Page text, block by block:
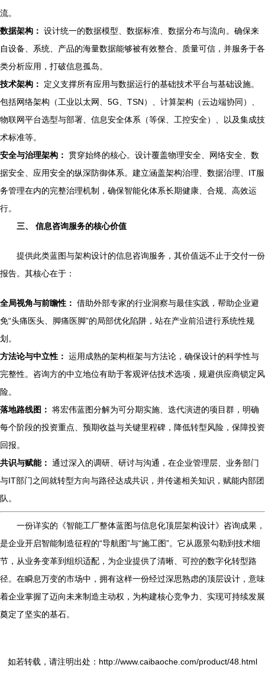
流。
数据架构： 设计统一的数据模型、数据标准、数据分布与流向。确保来
自设备、系统、产品的海量数据能够被有效整合、质量可信，并服务于各
类分析应用，打破信息孤岛。
技术架构：
定义支撑所有应用与数据运行的基础技术平台与基础设施。
包括网络架构（工业以太网、5G、TSN）、计算架构（云边端协同）、
物联网平台选型与部署、信息安全体系（等保、工控安全）、以及集成技
术标准等。
安全与治理架构： 贯穿始终的核心。设计覆盖物理安全、网络安全、数
据安全、应用安全的纵深防御体系。建立涵盖架构治理、数据治理、IT服
务管理在内的完整治理机制，确保智能化体系长期健康、合规、高效运
行。
三、 信息咨询服务的核心价值
提供此类蓝图与架构设计的信息咨询服务，其价值远不止于交付一份
报告。其核心在于：
全局视角与前瞻性： 借助外部专家的行业洞察与最佳实践，帮助企业避
免“头痛医头、脚痛医脚”的局部优化陷阱，站在产业前沿进行系统性规
划。
方法论与中立性： 运用成熟的架构框架与方法论，确保设计的科学性与
完整性。咨询方的中立地位有助于客观评估技术选项，规避供应商锁定风
险。
落地路线图： 将宏伟蓝图分解为可分期实施、迭代演进的项目群，明确
每个阶段的投资重点、预期收益与关键里程碑，降低转型风险，保障投资
回报。
共识与赋能： 通过深入的调研、研讨与沟通，在企业管理层、业务部门
与IT部门之间就转型方向与路径达成共识，并传递相关知识，赋能内部团
队。
一份详实的《智能工厂整体蓝图与信息化顶层架构设计》咨询成果，
是企业开启智能制造征程的“导航图”与“施工图”。它从愿景勾勒到技术细
节，从业务变革到组织适配，为企业提供了清晰、可控的数字化转型路
径。在瞬息万变的市场中，拥有这样一份经过深思熟虑的顶层设计，意味
着企业掌握了迈向未来制造主动权，为构建核心竞争力、实现可持续发展
奠定了坚实的基石。
如若转载，请注明出处：http://www.caibaoche.com/product/48.html